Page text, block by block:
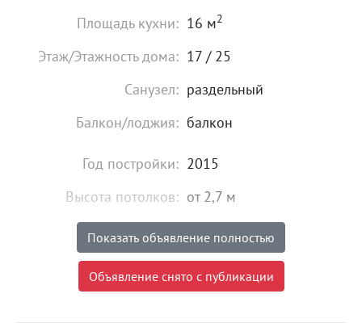
Площадь кухни: 16 м2
Этаж/Этажность дома: 17 / 25
Санузел: раздельный
Балкон/лоджия: балкон
Год постройки: 2015
Высота потолков: от 2,7 м
Состояние: хорошее
Мебель: есть
Показать объявление полностью
Объявление снято с публикации